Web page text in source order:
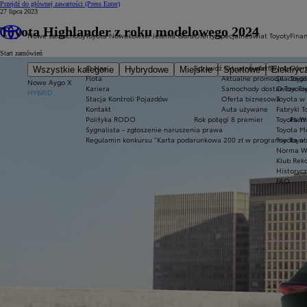
Przejdź do głównej zawartości (Press Enter)
Nowe samochody
Wszystkie kategorie Hybrydowe Miejskie Sportowe
Nowe Aygo X
HYBRID
Toyota Nowakowski Jelenia Góra
O Nas
Flota
Kariera
Stacja Kontroli Pojazdów
Kontakt
Polityka RODO
Sygnalista - zgłoszenie naruszenia prawa
Regulamin konkursu "Karta podarunkowa 200 zł w programie
Oferty specjalne
Sprawdź aktualne oferty
Aktualne promocje
Samochody dostawcze
Oferta biznesowa
Auta używane
Rok potęgi 8 premier
Świat Toyoty
Świat Toyoty
O
Toyota
Fabryki
Toyota
Toyota
Toyota a
Norma
Klub
FAQ
27 lipca 2023
Toyota Highlander z roku modelowego 2024
Start zamówień